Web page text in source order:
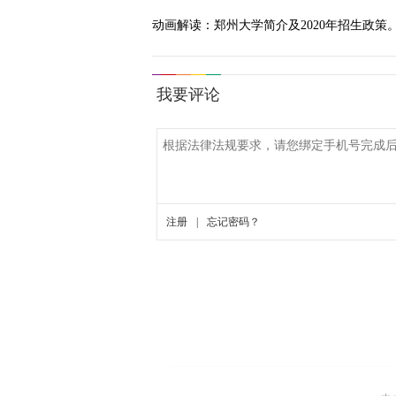
动画解读：郑州大学简介及2020年招生政策